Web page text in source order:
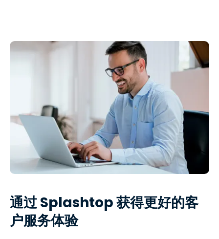
通过 Splashtop 获得更好的客
户服务体验